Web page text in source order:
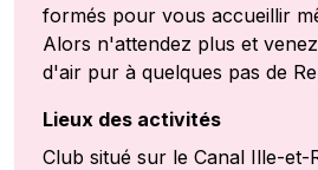
formés pour vous accueillir
Alors n'attendez plus et
d'air pur à quelques pas de
Lieux des activités
Club situé sur le Canal Ille-et-